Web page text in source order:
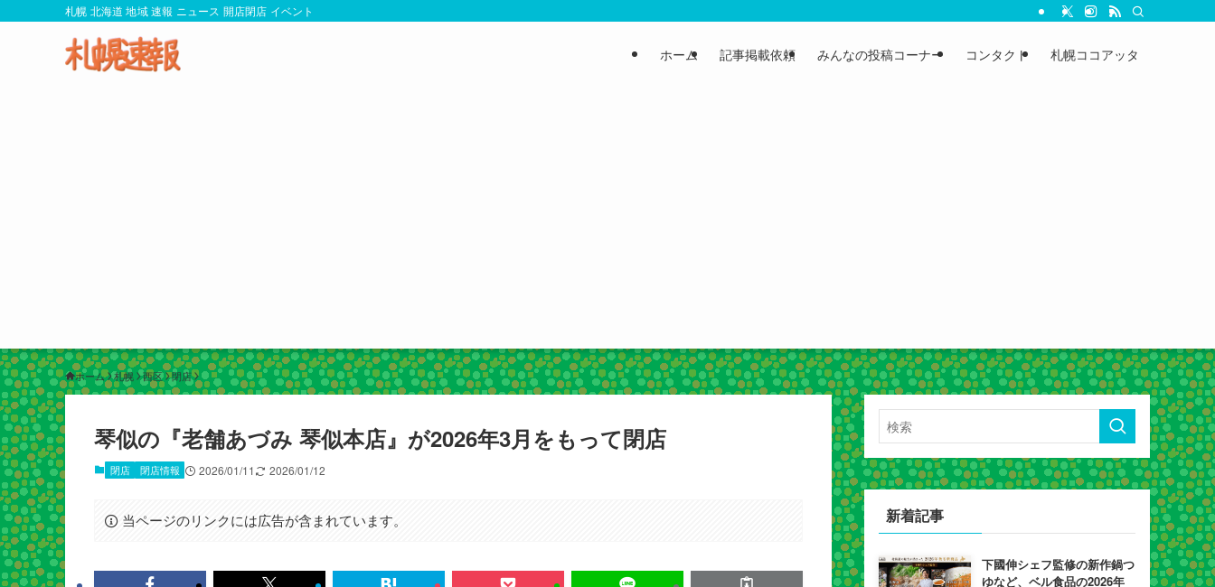
札幌 北海道 地域 速報 ニュース 開店閉店 イベント
ホーム 記事掲載依頼 みんなの投稿コーナー コンタクト 札幌ココアッタ
ホーム 札幌 西区 閉店
琴似の『老舗あづみ 琴似本店』が2026年3月をもって閉店
閉店 閉店情報 2026/01/11 2026/01/12
当ページのリンクには広告が含まれています。 新着記事
下國伸シェフ監修の新作鍋つ
ゆなど、ベル食品の2026年